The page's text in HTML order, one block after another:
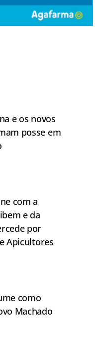
e os novos
posse em
com a
e da
por
Apicultores
como
Machado